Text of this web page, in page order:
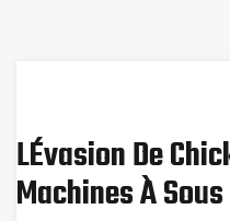
LÉvasion De
Machines À Sous